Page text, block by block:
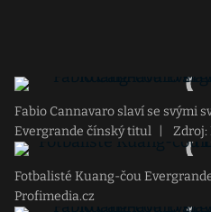
Fabio Cannavaro slaví se svými
Evergrande čínský titul
Zdroj:
Fotbalisté Kuang-čou
Profimedia.cz